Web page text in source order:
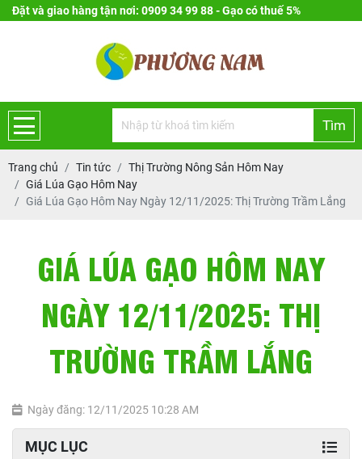
Đặt và giao hàng tận nơi: 0909 34 99 88 - Gạo có thuế 5%
Tìm
Trang chủ Tin tức
Thị Trường Nông Sản Hôm Nay
Giá Lúa Gạo Hôm Nay
Giá Lúa Gạo Hôm Nay Ngày 12/11/2025: Thị Trường Trầm Lắng
GIÁ LÚA GẠO HÔM NAY
NGÀY 12/11/2025: THỊ
TRƯỜNG TRẦM LẮNG
Ngày đăng: 12/11/2025 10:28 AM
MỤC LỤC